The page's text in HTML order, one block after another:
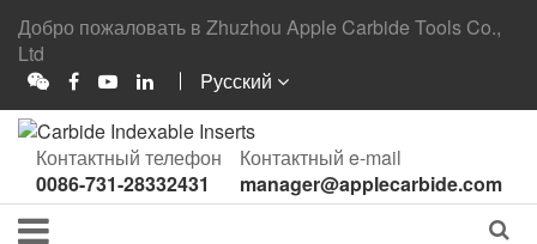
Добро пожаловать в Zhuzhou Apple Carbide Tools Co.,
Ltd
Pусский
Контактный телефон
0086-731-28332431
Контактный e-mail
manager@applecarbide.com